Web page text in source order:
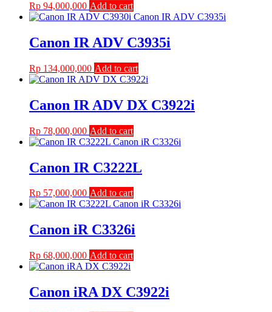
Rp 94,000,000 Add to cart
Canon IR ADV C3935i
Rp 134,000,000 Add to cart
Canon IR ADV DX C3922i
Rp 78,000,000 Add to cart
Canon IR C3222L
Rp 57,000,000 Add to cart
Canon iR C3326i
Rp 68,000,000 Add to cart
Canon iRA DX C3922i